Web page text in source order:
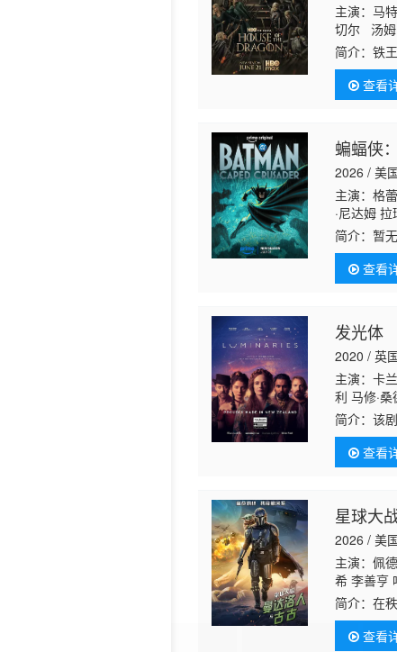
主演：马
切尔 汤姆
尔 马修·
盖尔·兰
简介：铁
查看
蝙蝠侠
2026 / 美
主演：格
·尼达姆
·C·博尼拉
简介：暂
查看
发光体
2020 / 英
主演：卡
利 马修·
特 杰德·
森 亚当·加
简介：该
最近发生
叛、秘密
查看
星球大
2026 / 美
主演：佩
希 李善亨
弗·艾伦·
简介：在
并肩登场
学徒古古
查看